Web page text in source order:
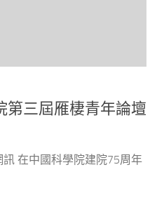
第三屆雁棲青年論壇
在中國科學院建院75周年